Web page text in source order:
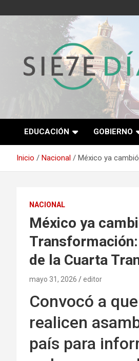
al
Semanario 7
EDUCACIÓN GOBIERNO
Inicio Nacional México ya
NACIONAL
México ya
de la Cuarta
mayo 31, 2026 editor
Convocó a
realicen
país para